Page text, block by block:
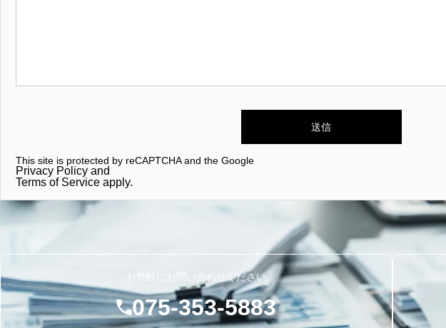
This site is protected by reCAPTCHA and the Google
Privacy Policy and
Terms of Service apply.
お気軽にお問い合わせください
075-353-5883